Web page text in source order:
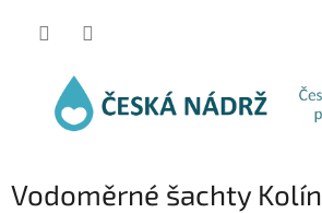
Vodoměrné šachty Kolín